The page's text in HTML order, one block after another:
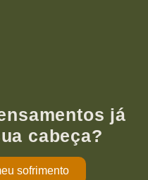
já
cabeça?
sofrimento